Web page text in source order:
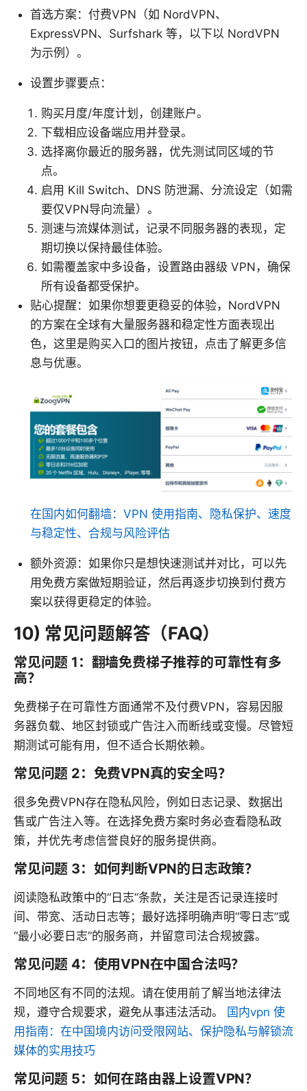
首选方案：付费VPN（如 NordVPN、
ExpressVPN、Surfshark 等，以下以 NordVPN
为示例）。
设置步骤要点：
购买月度/年度计划，创建账户。
下载相应设备端应用并登录。
选择离你最近的服务器，优先测试同区域的节
点。
启用 Kill Switch、DNS 防泄漏、分流设定（如需
要仅VPN导向流量）。
测速与流媒体测试，记录不同服务器的表现，定
期切换以保持最佳体验。
如需覆盖家中多设备，设置路由器级 VPN，确保
所有设备都受保护。
贴心提醒：如果你想要更稳妥的体验，NordVPN
的方案在全球有大量服务器和稳定性方面表现出
色，这里是购买入口的图片按钮，点击了解更多信
息与优惠。
在国内如何翻墙：VPN 使用指南、隐私保护、速度
与稳定性、合规与风险评估
额外资源：如果你只是想快速测试并对比，可以先
用免费方案做短期验证，然后再逐步切换到付费方
案以获得更稳定的体验。
10) 常见问题解答（FAQ）
常见问题 1：翻墙免费梯子推荐的可靠性有多
高？
免费梯子在可靠性方面通常不及付费VPN，容易因服
务器负载、地区封锁或广告注入而断线或变慢。尽管短
期测试可能有用，但不适合长期依赖。
常见问题 2：免费VPN真的安全吗？
很多免费VPN存在隐私风险，例如日志记录、数据出
售或广告注入等。在选择免费方案时务必查看隐私政
策，并优先考虑信誉良好的服务提供商。
常见问题 3：如何判断VPN的日志政策？
阅读隐私政策中的“日志”条款，关注是否记录连接时
间、带宽、活动日志等；最好选择明确声明“零日志”或
“最小必要日志”的服务商，并留意司法合规披露。
常见问题 4：使用VPN在中国合法吗？
不同地区有不同的法规。请在使用前了解当地法律法
规，遵守合规要求，避免从事违法活动。
国内vpn 使
用指南：在中国境内访问受限网站、保护隐私与解锁流
媒体的实用技巧
常见问题 5：如何在路由器上设置VPN？